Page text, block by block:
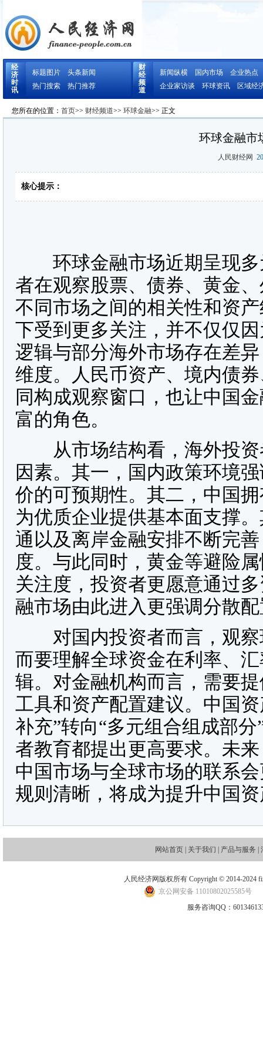
经
济
时
讯
标题图片
头条新闻
热门搜索
热门推荐
财
经
频
道
新闻纵横 国内市场
企业热点
企业家访谈
环球资讯 区域经
您所在的位置： 首页>> 财经频道>> 环球金融>> 正文
环球金融市
人民财经网
核心提示：
环球金融市场近期呈现多
者在观察股票、债券、黄金
不同市场之间的相关性和资
下受到更多关注，并不仅仅
逻辑与部分海外市场存在差
维度。人民币资产、境内债
同构成观察窗口，也让中国
富的角色。
从市场结构看，海外投资
因素。其一，国内政策环境
价的可预期性。其二，中国
为优质企业提供基本面支撑
通以及离岸金融安排不断完
度。与此同时，黄金等避险
关注度，投资者更愿意通过
融市场由此进入更强调分散
对国内投资者而言，观察
而要理解全球资金在利率、
辑。对金融机构而言，需要
工具和资产配置建议。中国
补充”转向“多元组合组成部
者教育都提出更高要求。未
中国市场与全球市场的联系
规则清晰，将成为提升中国
网站首页 关于我们 产品与服务
人民经济网版权所有 Copyright © 2014-2024
京公网安备 11010802025585号
服务咨询QQ：